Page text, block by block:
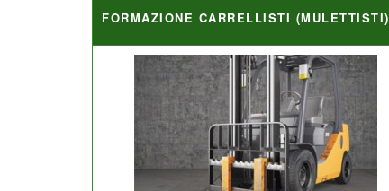
FORMAZIONE CARRELLISTI (MULETTISTI)